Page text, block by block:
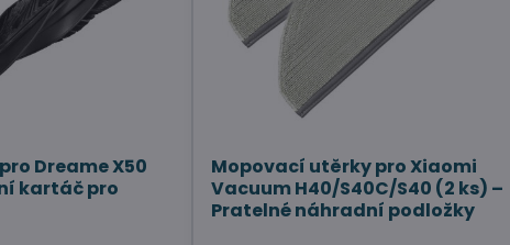
Dreame X50
kartáč pro
Mopovací utěrky pro Xiaomi
Vacuum H40/S40C/S40 (2 ks) –
Pratelné náhradní podložky